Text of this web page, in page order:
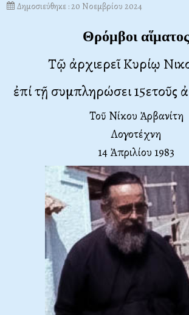
Δημοσιεύθηκε : 20 Νοεμβρίου 2024
Θρόμβοι αἵματος
Τῷ ἀρχιερεῖ Κυρίῳ
ἐπί τῇ συμπληρώσει 15ετοῦς
Τοῦ Νίκου Ἀρβανίτη
Λογοτέχνη
14 Ἀπριλίου 1983